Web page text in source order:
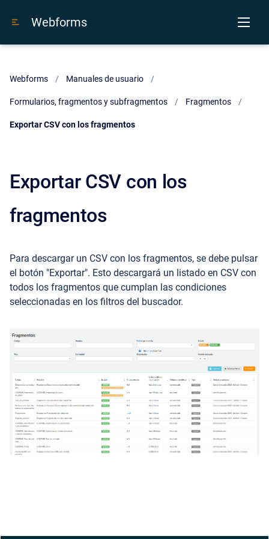
Webforms
Webforms Manuales de usuario
Formularios, fragmentos y subfragmentos Fragmentos
Current:
Exportar CSV con los fragmentos
Exportar CSV con los
fragmentos
Para descargar un CSV con los fragmentos, se debe pulsar
el botón "Exportar". Esto descargará un listado en CSV con
todos los fragmentos que cumplan las condiciones
seleccionadas en los filtros del buscador.